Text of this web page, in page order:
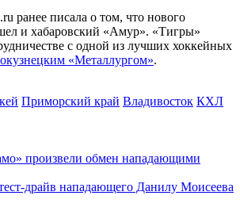
ранее писала о том, что нового
и хабаровский «Амур». «Тигры»
с одной из лучших хоккейных
«Металлургом».
Приморский край Владивосток КХЛ
произвели обмен нападающими
драйв нападающего Данилу Моисеева